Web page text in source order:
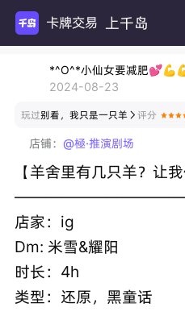
卡牌交易 上千岛
*^O^*小仙女要减肥
2024-08-23
玩过别看，我只是一只羊 评分
店铺： @極·推演剧场
【羊舍里有几只羊？让
店家：ig
Dm: 米雪&耀阳
时长：4h
类型：还原，黑童话